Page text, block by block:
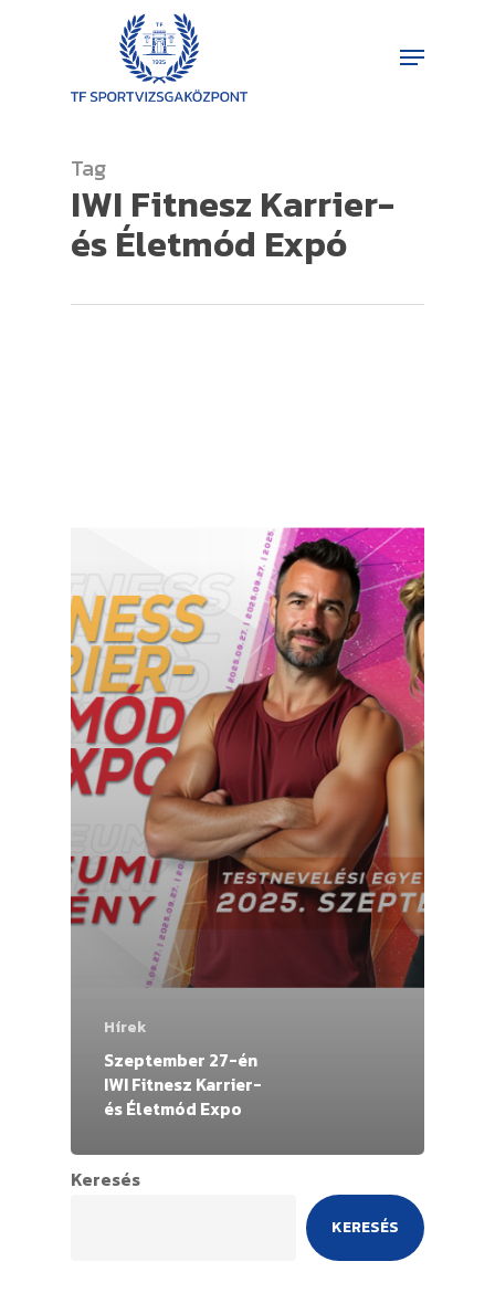
Menu
Tag
IWI Fitnesz Karrier-
és Életmód Expó
Hírek
Szeptember 27-én
IWI Fitnesz Karrier-
és Életmód Expo
Keresés
KERESÉS